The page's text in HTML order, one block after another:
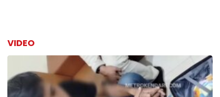
VIDEO